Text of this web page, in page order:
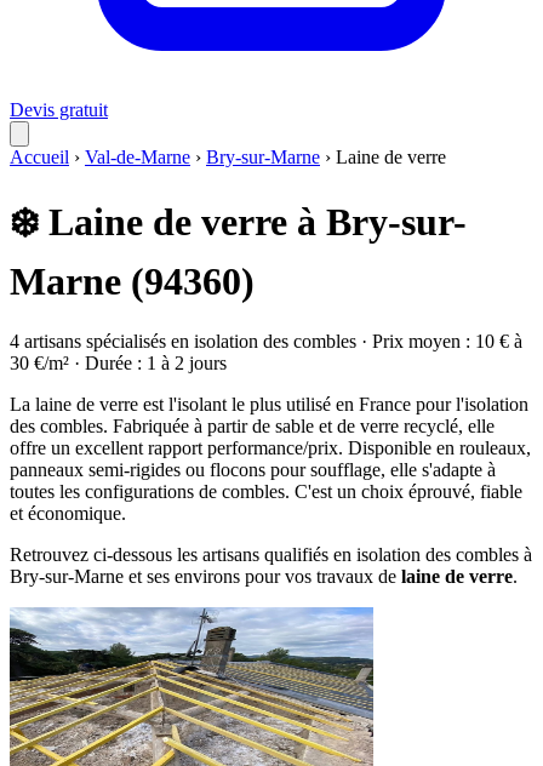
Devis gratuit
Accueil › Val-de-Marne › Bry-sur-Marne › Laine de verre
❄️ Laine de verre à Bry-sur-
Marne (94360)
4 artisans spécialisés en isolation des combles · Prix moyen : 10 € à
30 €/m² · Durée : 1 à 2 jours
La laine de verre est l'isolant le plus utilisé en France pour l'isolation
des combles. Fabriquée à partir de sable et de verre recyclé, elle
offre un excellent rapport performance/prix. Disponible en rouleaux,
panneaux semi-rigides ou flocons pour soufflage, elle s'adapte à
toutes les configurations de combles. C'est un choix éprouvé, fiable
et économique.
Retrouvez ci-dessous les artisans qualifiés en isolation des combles à
Bry-sur-Marne et ses environs pour vos travaux de laine de verre.